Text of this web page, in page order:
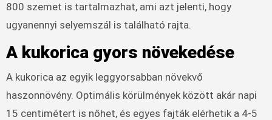
800 szemet is tartalmazhat, ami azt jelenti, hogy
ugyanennyi selyemszál is található rajta.
A kukorica gyors növekedése
A kukorica az egyik leggyorsabban növekvő
haszonnövény. Optimális körülmények között akár napi
15 centimétert is nőhet, és egyes fajták elérhetik a 4-5